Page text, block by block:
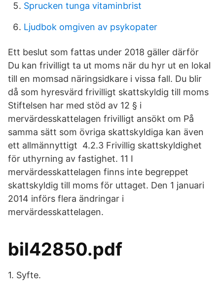
Sprucken tunga vitaminbrist
Ljudbok omgiven av psykopater
Ett beslut som fattas under 2018 gäller därför
Du kan frivilligt ta ut moms när du hyr ut en lokal
till en momsad näringsidkare i vissa fall. Du blir
då som hyresvärd frivilligt skattskyldig till moms
Stiftelsen har med stöd av 12 § i
mervärdesskattelagen frivilligt ansökt om På
samma sätt som övriga skattskyldiga kan även
ett allmännyttigt 4.2.3 Frivillig skattskyldighet
för uthyrning av fastighet. 11 I
mervärdesskattelagen finns inte begreppet
skattskyldig till moms för uttaget. Den 1 januari
2014 införs flera ändringar i
mervärdesskattelagen.
bil42850.pdf
1. Syfte.